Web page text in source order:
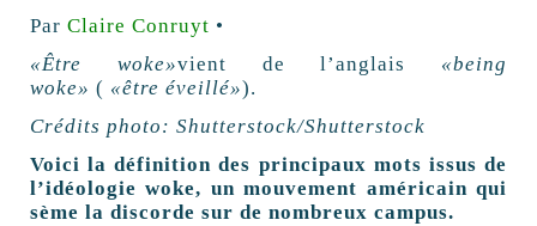
Par Claire Conruyt •
«Être woke»vient de l’anglais «being
woke» ( «être éveillé»).
Crédits photo: Shutterstock/Shutterstock
Voici la définition des principaux mots issus de
l’idéologie woke, un mouvement américain qui
sème la discorde sur de nombreux campus.